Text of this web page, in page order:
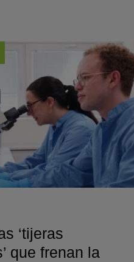
‘tijeras
que frenan la